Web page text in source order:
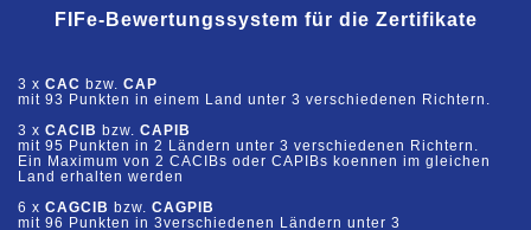
FIFe- Bewertungssystem für die Zertifikate
3 x CAC bzw. CAP
mit 93 Punkten in einem Land unter 3 verschiedenen Richtern.
3 x CACIB bzw. CAPIB
mit 95 Punkten in 2 Ländern unter 3 verschiedenen Richtern.
Ein Maximum von 2 CACIBs oder CAPIBs koennen im gleichen
Land erhalten werden
6 x CAGCIB bzw. CAGPIB
mit 96 Punkten in 3verschiedenen Ländern unter 3